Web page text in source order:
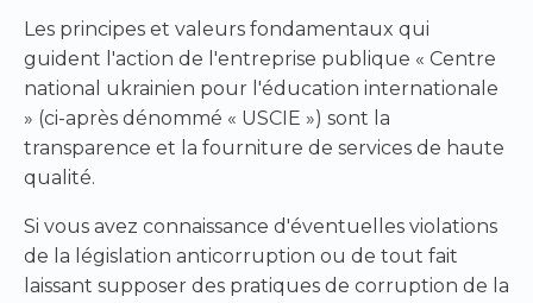
Les principes et valeurs fondamentaux qui
guident l'action de l'entreprise publique « Centre
national ukrainien pour l'éducation internationale
» (ci-après dénommé « USCIE ») sont la
transparence et la fourniture de services de haute
qualité.
Si vous avez connaissance d'éventuelles violations
de la législation anticorruption ou de tout fait
laissant supposer des pratiques de corruption de la